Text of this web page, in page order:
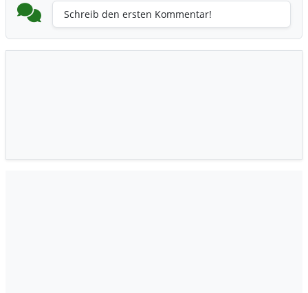
Schreib den ersten Kommentar!